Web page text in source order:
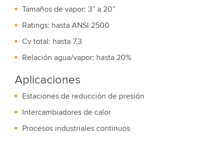
Tamaños de vapor: 3” a 20”
Ratings: hasta ANSI 2500
Cv total: hasta 7,3
Relación agua/vapor: hasta 20%
Aplicaciones
Estaciones de reducción de presión
Intercambiadores de calor
Procesos industriales continuos